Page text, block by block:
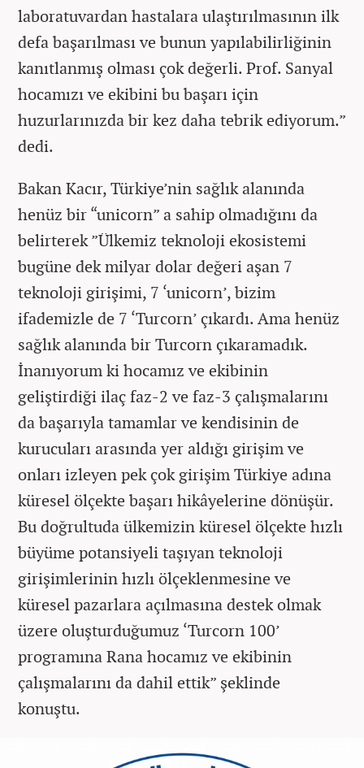
laboratuvardan hastalara ulaştırılmasının ilk
defa başarılması ve bunun yapılabilirliğinin
kanıtlanmış olması çok değerli. Prof. Sanyal
hocamızı ve ekibini bu başarı için
huzurlarınızda bir kez daha tebrik ediyorum.”
dedi.
Bakan Kacır, Türkiye’nin sağlık alanında
henüz bir “unicorn” a sahip olmadığını da
belirterek ”Ülkemiz teknoloji ekosistemi
bugüne dek milyar dolar değeri aşan 7
teknoloji girişimi, 7 ‘unicorn’, bizim
ifademizle de 7 ‘Turcorn’ çıkardı. Ama henüz
sağlık alanında bir Turcorn çıkaramadık.
İnanıyorum ki hocamız ve ekibinin
geliştirdiği ilaç faz-2 ve faz-3 çalışmalarını
da başarıyla tamamlar ve kendisinin de
kurucuları arasında yer aldığı girişim ve
onları izleyen pek çok girişim Türkiye adına
küresel ölçekte başarı hikâyelerine dönüşür.
Bu doğrultuda ülkemizin küresel ölçekte hızlı
büyüme potansiyeli taşıyan teknoloji
girişimlerinin hızlı ölçeklenmesine ve
küresel pazarlara açılmasına destek olmak
üzere oluşturduğumuz ‘Turcorn 100’
programına Rana hocamız ve ekibinin
çalışmalarını da dahil ettik” şeklinde
konuştu.